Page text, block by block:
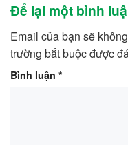
Để lại một bình
Email của bạn sẽ
trường bắt buộc được
Bình luận *